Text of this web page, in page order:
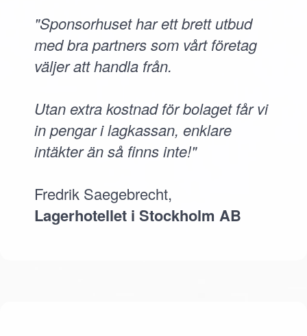
"Sponsorhuset har ett brett utbud
med bra partners som vårt företag
väljer att handla från.
Utan extra kostnad för bolaget får vi
in pengar i lagkassan, enklare
intäkter än så finns inte!"
Fredrik Saegebrecht,
Lagerhotellet i Stockholm AB